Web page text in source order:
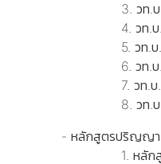
3. วท.บ. ชีววิท
4. วท.บ. ฟิสิกส์วัส
5. วท.บ. วิทยาก
6. วท.บ. เทคโน
7. วท.บ. วิทยาศ
8. วท.บ. วิทยาศา
- หลักสูตรปริญญา
1. หลักสูตรวิทย